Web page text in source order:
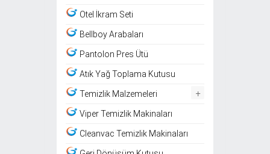
Otel İkram Seti
Bellboy Arabaları
Pantolon Pres Ütü
Atık Yağ Toplama Kutusu
Temizlik Malzemeleri +
Viper Temizlik Makinaları
Cleanvac Temizlik Makinaları